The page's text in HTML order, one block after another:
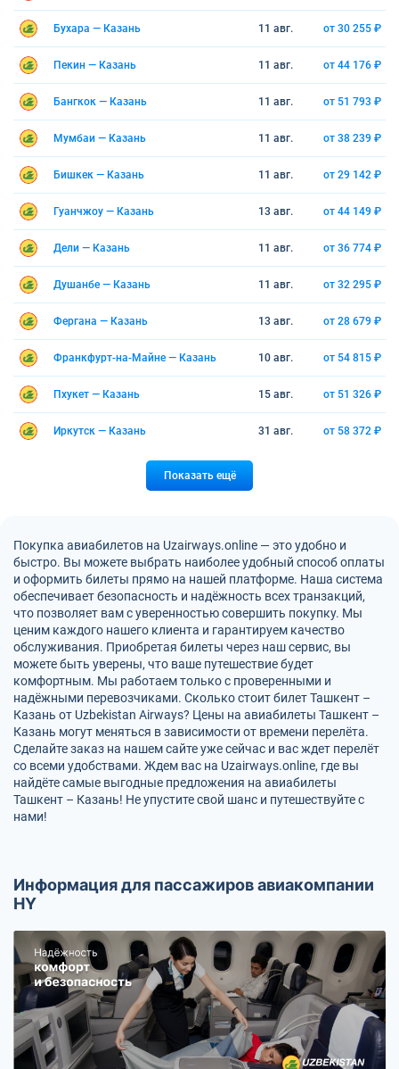
Бухара — Казань 11 авг. от 30 255 ₽
Пекин — Казань 11 авг. от 44 176 ₽
Бангкок — Казань 11 авг. от 51 793 ₽
Мумбаи — Казань 11 авг. от 38 239 ₽
Бишкек — Казань 11 авг. от 29 142 ₽
Гуанчжоу — Казань 13 авг. от 44 149 ₽
Дели — Казань 11 авг. от 36 774 ₽
Душанбе — Казань 11 авг. от 32 295 ₽
Фергана — Казань 13 авг. от 28 679 ₽
Франкфурт-на-Майне — Казань 10 авг. от 54 815 ₽
Пхукет — Казань 15 авг. от 51 326 ₽
Иркутск — Казань 31 авг. от 58 372 ₽
Показать ещё
Покупка авиабилетов на Uzairways.online — это удобно и
быстро. Вы можете выбрать наиболее удобный способ оплаты
и оформить билеты прямо на нашей платформе. Наша система
обеспечивает безопасность и надёжность всех транзакций,
что позволяет вам с уверенностью совершить покупку. Мы
ценим каждого нашего клиента и гарантируем качество
обслуживания. Приобретая билеты через наш сервис, вы
можете быть уверены, что ваше путешествие будет
комфортным. Мы работаем только с проверенными и
надёжными перевозчиками. Сколько стоит билет Ташкент –
Казань от Uzbekistan Airways? Цены на авиабилеты Ташкент –
Казань могут меняться в зависимости от времени перелёта.
Сделайте заказ на нашем сайте уже сейчас и вас ждет перелёт
со всеми удобствами. Ждем вас на Uzairways.online, где вы
найдёте самые выгодные предложения на авиабилеты
Ташкент – Казань! Не упустите свой шанс и путешествуйте с
нами!
Информация для пассажиров авиакомпании
HY